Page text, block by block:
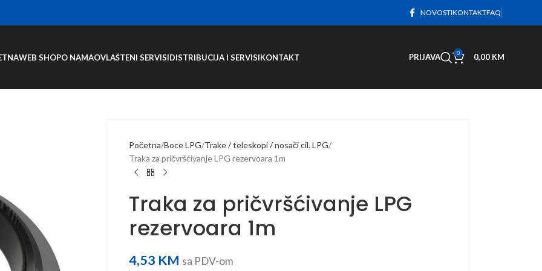
NOVOSTIKONTAKTFAQ
WEB SHOPO NAMAOVLAŠTENI SERVISIDISTRIBUCIJA I SERVISIKONTAKT PRIJAVA 0 0,00 KM
Početna Boce LPG Trake / teleskopi / nosači cil. LPG
Traka za pričvršćivanje LPG rezervoara 1m
Traka za pričvršćivanje LPG
rezervoara 1m
4,53 KM sa PDV-om